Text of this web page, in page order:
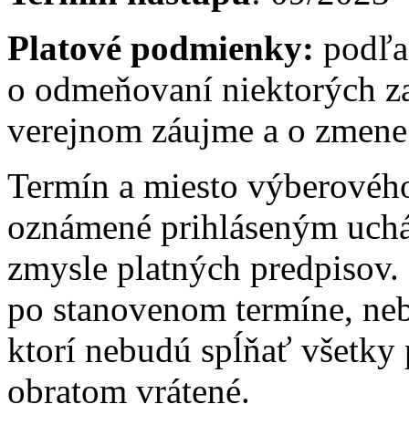
Platové podmienky:
o odmeňovaní niektorých
verejnom záujme a o
Termín a miesto
oznámené prihláseným
zmysle platných
po stanovenom termíne,
ktorí nebudú spĺňať
obratom vrátené.